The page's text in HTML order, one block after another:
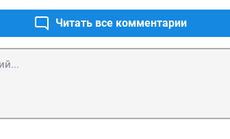
Читать все комментарии